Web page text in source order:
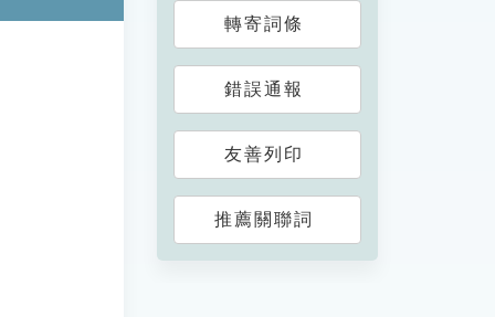
轉寄詞條
錯誤通報
友善列印
推薦關聯詞